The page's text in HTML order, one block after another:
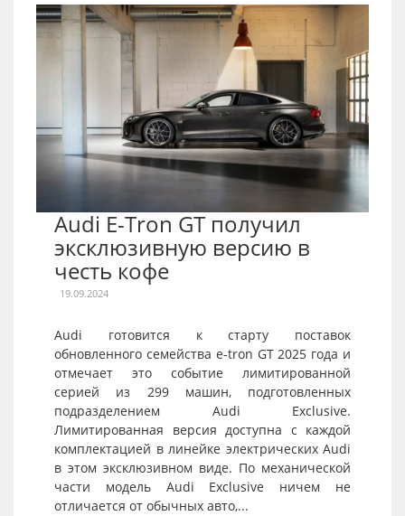
Audi E-Tron GT получил
эксклюзивную версию в
честь кофе
19.09.2024
Audi готовится к старту поставок
обновленного семейства e-tron GT 2025 года и
отмечает это событие лимитированной
серией из 299 машин, подготовленных
подразделением Audi Exclusive.
Лимитированная версия доступна с каждой
комплектацией в линейке электрических Audi
в этом эксклюзивном виде. По механической
части модель Audi Exclusive ничем не
отличается от обычных авто,...